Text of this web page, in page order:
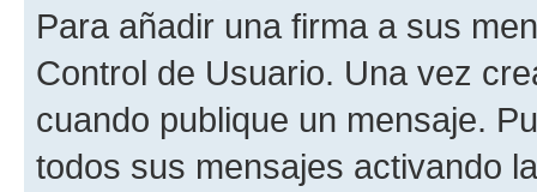
Para añadir una firma a sus
Control de Usuario. Una vez
cuando publique un mensaje.
todos sus mensajes activando